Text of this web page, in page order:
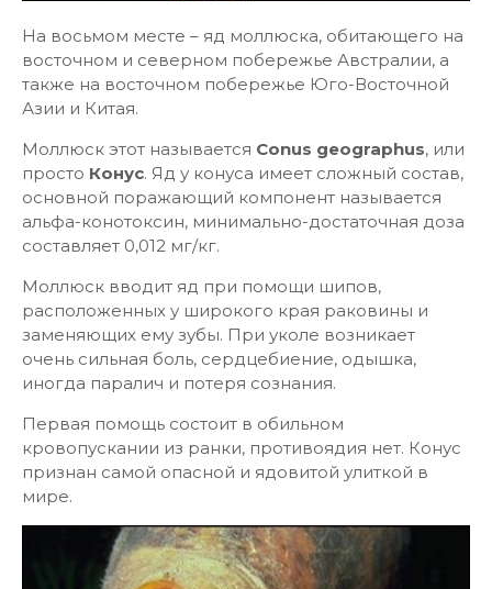
На восьмом месте – яд моллюска, обитающего на
восточном и северном побережье Австралии, а
также на восточном побережье Юго-Восточной
Азии и Китая.
Моллюск этот называется Conus geographus, или
просто Конус. Яд у конуса имеет сложный состав,
основной поражающий компонент называется
альфа-конотоксин, минимально-достаточная доза
составляет 0,012 мг/кг.
Моллюск вводит яд при помощи шипов,
расположенных у широкого края раковины и
заменяющих ему зубы. При уколе возникает
очень сильная боль, сердцебиение, одышка,
иногда паралич и потеря сознания.
Первая помощь состоит в обильном
кровопускании из ранки, противоядия нет. Конус
признан самой опасной и ядовитой улиткой в
мире.